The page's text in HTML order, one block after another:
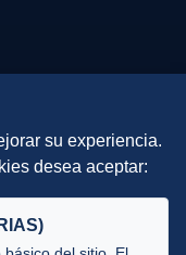
su experiencia.
desea aceptar: